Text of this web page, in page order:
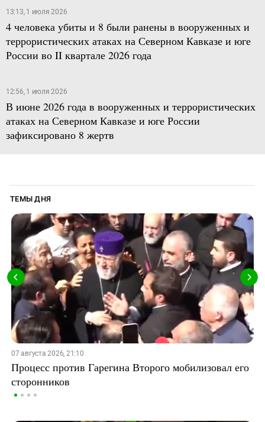
13:13, 1 июля 2026
4 человека убиты и 8 были ранены в вооруженных и
террористических атаках на Северном Кавказе и юге
России во II квартале 2026 года
12:56, 1 июля 2026
В июне 2026 года в вооруженных и террористических
атаках на Северном Кавказе и юге России
зафиксировано 8 жертв
ТЕМЫ ДНЯ
07 августа 2026, 21:10
Процесс против Гарегина Второго мобилизовал его
сторонников